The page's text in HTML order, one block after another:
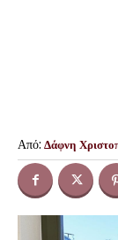
Από: Δάφνη